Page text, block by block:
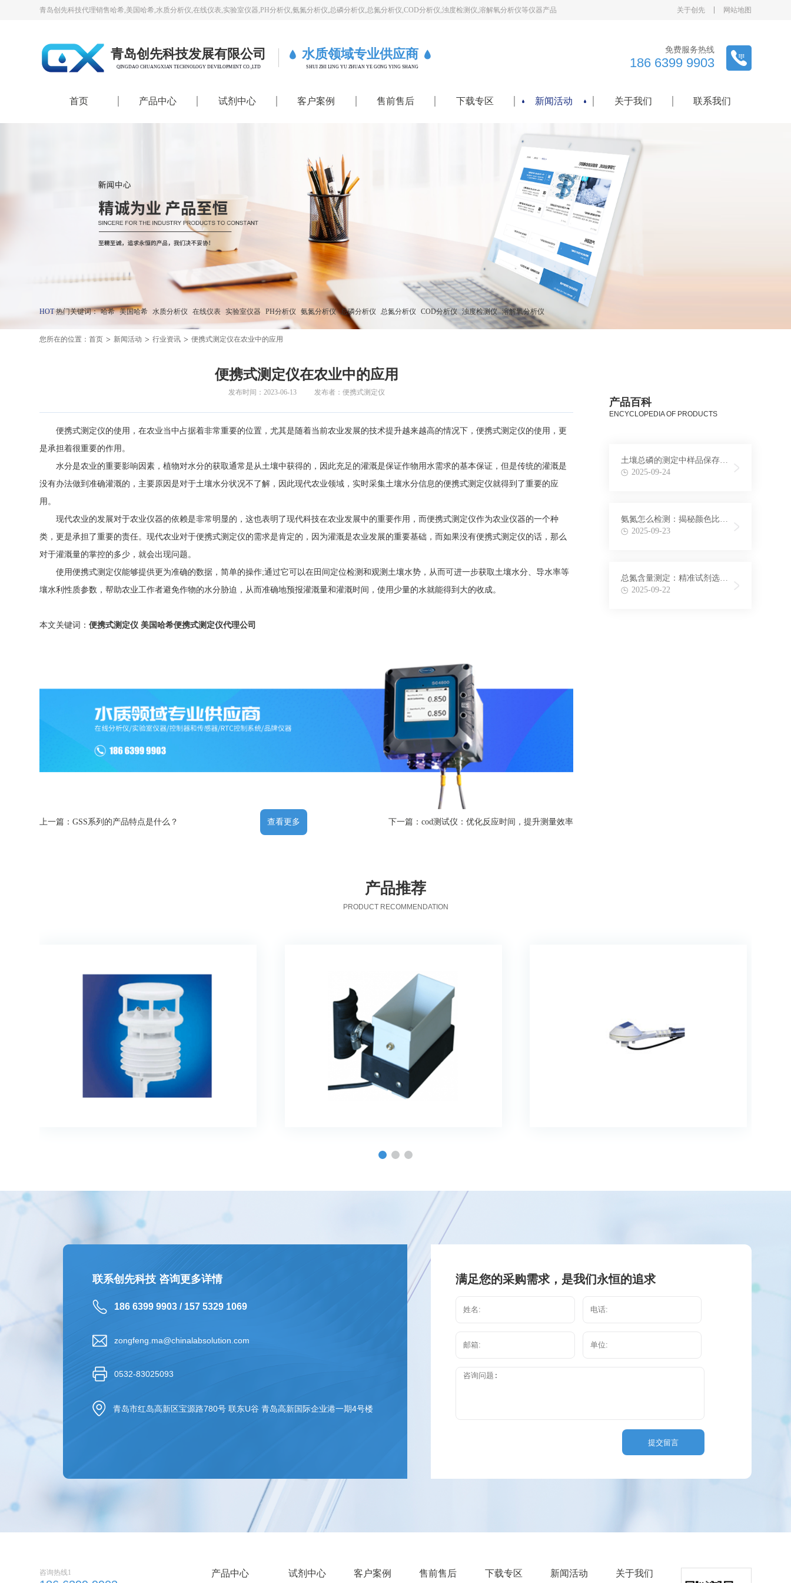
青岛创先科技代理销售哈希,美国哈希,水质分析仪,在线仪表,实验室仪器,PH分析仪,氨氮分析仪,总磷分析仪,总氮分析仪,COD分析仪,浊度检测仪,溶解氧分析仪等仪器产品 关于创先 网站地图
青岛创先科技发展有限公司
QINGDAO CHUANGXIAN TECHNOLOGY DEVELOPMENT CO.,LTD
水质领域专业供应商
SHUI ZHI LING YU ZHUAN YE GONG YING SHANG
免费服务热线
186 6399 9903
首页 产品中心 试剂中心 客户案例 售前售后 下载专区 新闻活动 关于我们 联系我们
HOT热门关键词： 哈希 美国哈希 水质分析仪 在线仪表 实验室仪器 PH分析仪 氨氮分析仪 总磷分析仪 总氮分析仪 COD分析仪 浊度检测仪 溶解氧分析仪
您所在的位置：首页 > 新闻活动 > 行业资讯 > 便携式测定仪在农业中的应用
便携式测定仪在农业中的应用
发布时间：2023-06-13 发布者：便携式测定仪
便携式测定仪的使用，在农业当中占据着非常重要的位置，尤其是随着当前农业发展的技术提升越来越高的情况下，便携式测定仪的使用，更
是承担着很重要的作用。
水分是农业的重要影响因素，植物对水分的获取通常是从土壤中获得的，因此充足的灌溉是保证作物用水需求的基本保证，但是传统的灌溉是
没有办法做到准确灌溉的，主要原因是对于土壤水分状况不了解，因此现代农业领域，实时采集土壤水分信息的便携式测定仪就得到了重要的应
用。
现代农业的发展对于农业仪器的依赖是非常明显的，这也表明了现代科技在农业发展中的重要作用，而便携式测定仪作为农业仪器的一个种
类，更是承担了重要的责任。现代农业对于便携式测定仪的需求是肯定的，因为灌溉是农业发展的重要基础，而如果没有便携式测定仪的话，那么
对于灌溉量的掌控的多少，就会出现问题。
使用便携式测定仪能够提供更为准确的数据，简单的操作;通过它可以在田间定位检测和观测土壤水势，从而可进一步获取土壤水分、导水率等
壤水利性质参数，帮助农业工作者避免作物的水分胁迫，从而准确地预报灌溉量和灌溉时间，使用少量的水就能得到大的收成。
本文关键词：便携式测定仪 美国哈希便携式测定仪代理公司
上一篇：GSS系列的产品特点是什么？ 查看更多 下一篇：cod测试仪：优化反应时间，提升测量效率
产品百科
ENCYCLOPEDIA OF PRODUCTS
土壤总磷的测定中样品保存条
件与时间探究
2025-09-24
氨氮怎么检测：揭秘颜色比色
法在氨氮检测中的应用
2025-09-23
总氮含量测定：精准试剂选择
与配制方法揭秘
2025-09-22
产品推荐
PRODUCT RECOMMENDATION
联系创先科技 咨询更多详情
186 6399 9903 / 157 5329 1069
zongfeng.ma@chinalabsolution.com
0532-83025093
青岛市红岛高新区宝源路780号 联东U谷 青岛高新国际企业港一期4号楼
满足您的采购需求，是我们永恒的追求
提交留言
咨询热线1 产品中心 试剂中心 客户案例 售前售后 下载专区 新闻活动 关于我们